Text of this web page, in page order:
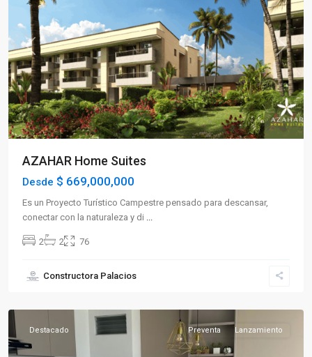
Previous Next
AZAHAR Home Suites
Desde $ 669,000,000
Es un Proyecto Turístico Campestre pensado para descansar,
conectar con la naturaleza y di
2 2 76
Constructora Palacios
Sur,
Destacado Preventa Lanzamiento